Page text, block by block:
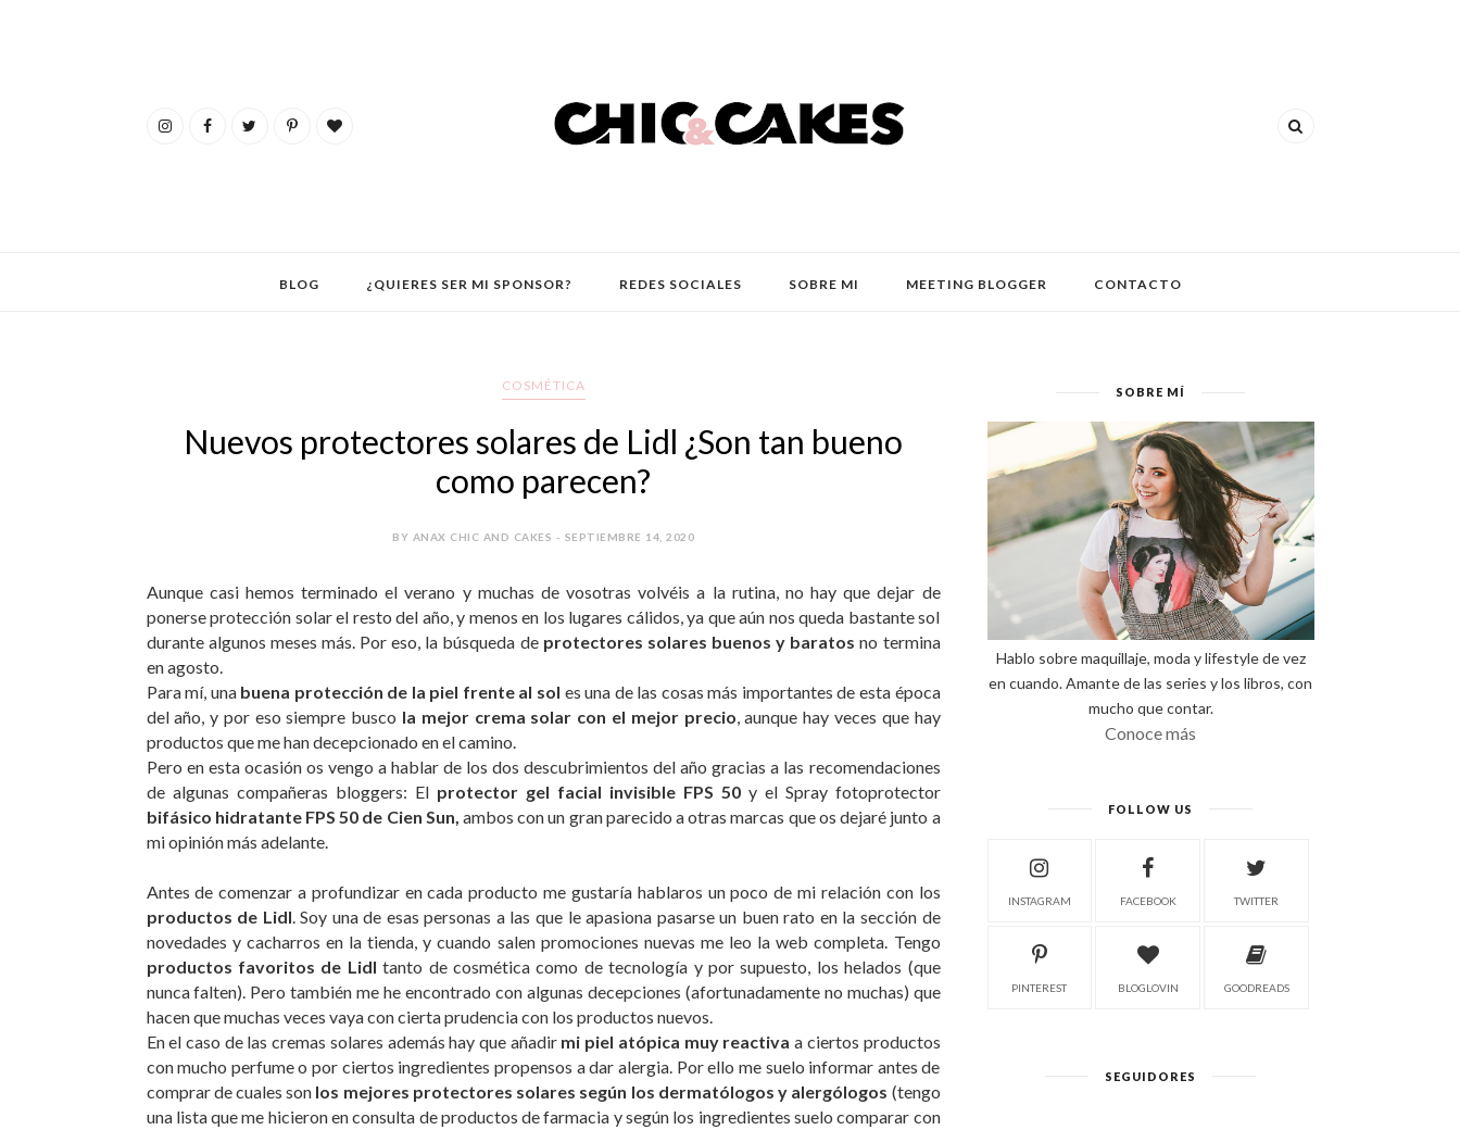
BLOG ¿QUIERES SER MI SPONSOR? REDES SOCIALES SOBRE MI MEETING BLOGGER CONTACTO
COSMÉTICA
Nuevos protectores solares de Lidl ¿Son tan bueno
como parecen?
BY ANAX CHIC AND CAKES - SEPTIEMBRE 14, 2020
Aunque casi hemos terminado el verano y muchas de vosotras volvéis a la rutina, no hay que dejar de
ponerse protección solar el resto del año, y menos en los lugares cálidos, ya que aún nos queda bastante sol
durante algunos meses más. Por eso, la búsqueda de protectores solares buenos y baratosno termina
en agosto.
Para mí, una buena protección de la piel frente al sol es una de las cosas más importantes de esta época
del año, y por eso siempre busco la mejor crema solar con el mejor precio, aunque hay veces que hay
productos que me han decepcionado en el camino.
Pero en esta ocasión os vengo a hablar de los dos descubrimientos del año gracias a las recomendaciones
de algunas compañeras bloggers: El protector gel facial invisible FPS 50 y el Spray fotoprotector
bifásico hidratante FPS 50 de Cien Sun, ambos con un gran parecido a otras marcas que os dejaré junto a
mi opinión más adelante.
Antes de comenzar a profundizar en cada producto me gustaría hablaros un poco de mi relación con los
productos de Lidl. Soy una de esas personas a las que le apasiona pasarse un buen rato en la sección de
novedades y cacharros en la tienda, y cuando salen promociones nuevas me leo la web completa. Tengo
productos favoritos de Lidltanto de cosmética como de tecnología y por supuesto, los helados (que
nunca falten). Pero también me he encontrado con algunas decepciones (afortunadamente no muchas) que
hacen que muchas veces vaya con cierta prudencia con los productos nuevos.
En el caso de las cremas solares además hay que añadir mi piel atópica muy reactiva a ciertos productos
con mucho perfume o por ciertos ingredientes propensos a dar alergia. Por ello me suelo informar antes de
comprar de cuales son los mejores protectores solares según los dermatólogos y alergólogos (tengo
una lista que me hicieron en consulta de productos de farmacia y según los ingredientes suelo comparar con
SOBRE MÍ
Hablo sobre maquillaje, moda y lifestyle de vez
en cuando. Amante de las series y los libros, con
mucho que contar.
Conoce más
FOLLOW US
INSTAGRAM FACEBOOK TWITTER
PINTEREST BLOGLOVIN GOODREADS
SEGUIDORES